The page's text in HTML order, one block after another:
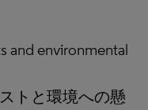
and environmental
トと環境への懸